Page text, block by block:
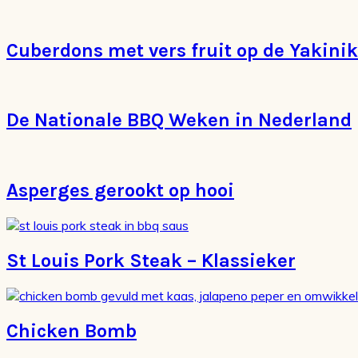
Cuberdons met vers fruit op de
De Nationale BBQ Weken in Nederland
Asperges gerookt op hooi
St Louis Pork Steak – Klassieker
Chicken Bomb